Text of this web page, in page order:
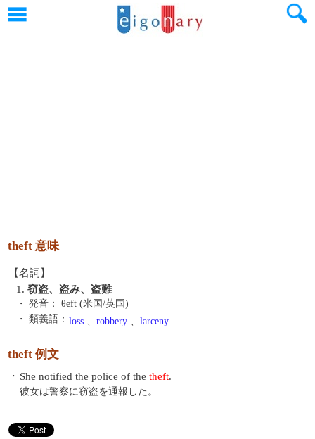
theft 意味
【名詞】
1. 窃盗、盗み、盗難
・ 発音：
θeft (米国/英国)
・ 類義語： loss 、 robbery 、 larceny
theft 例文
・ She notified the police of the theft.
彼女は警察に窃盗を通報した。